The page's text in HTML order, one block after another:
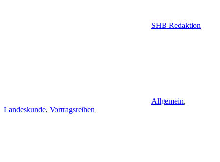
SHB Redaktion
Allgemein,
Landeskunde, Vortragsreihen